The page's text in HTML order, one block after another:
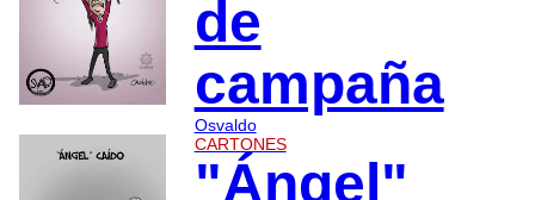
de
campaña
Osvaldo
CARTONES
"Ángel"